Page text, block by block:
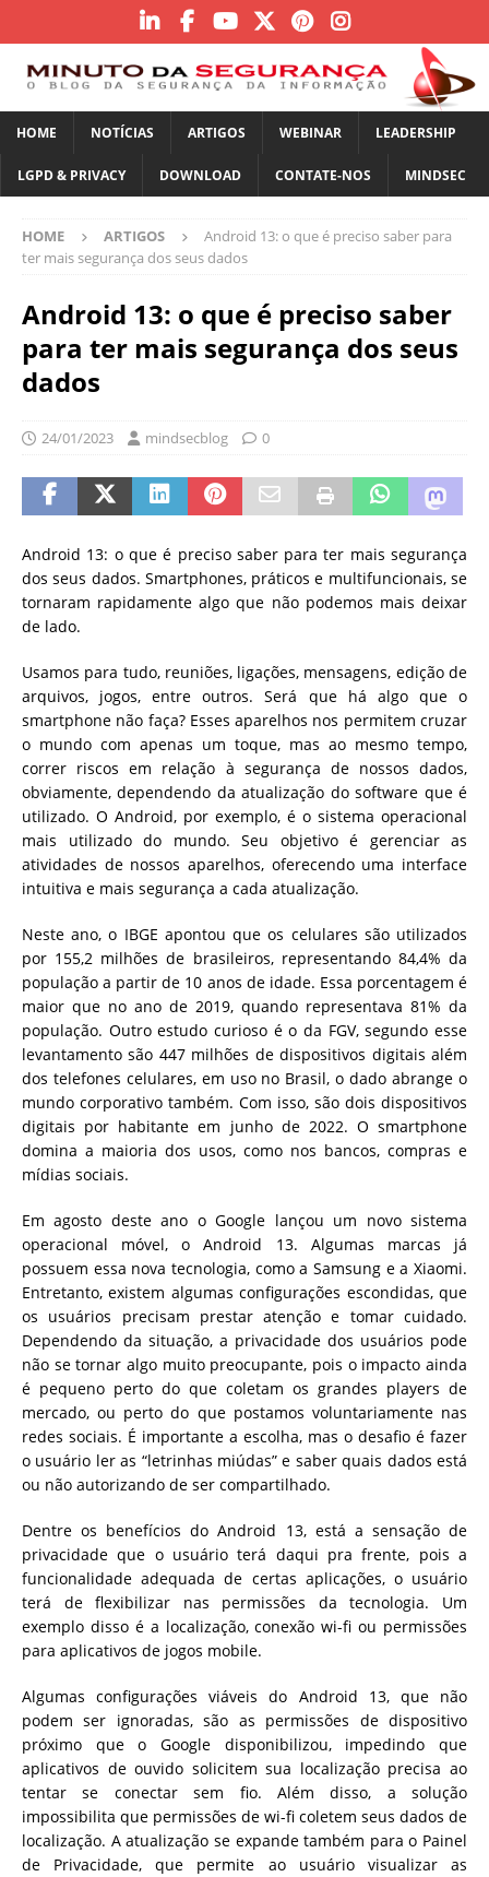
HOME NOTÍCIAS ARTIGOS WEBINAR LEADERSHIP
LGPD & PRIVACY DOWNLOAD CONTATE-NOS MINDSEC
HOME ARTIGOS
Android 13: o que é preciso saber para
ter mais segurança dos seus dados
Android 13: o que é preciso saber
para ter mais segurança dos seus
dados
24/01/2023 mindsecblog 0
Android 13: o que é preciso saber para ter mais segurança
dos seus dados. Smartphones, práticos e multifuncionais, se
tornaram rapidamente algo que não podemos mais deixar
de lado.
Usamos para tudo, reuniões, ligações, mensagens, edição de
arquivos, jogos, entre outros. Será que há algo que o
smartphone não faça? Esses aparelhos nos permitem cruzar
o mundo com apenas um toque, mas ao mesmo tempo,
correr riscos em relação à segurança de nossos dados,
obviamente, dependendo da atualização do software que é
utilizado. O Android, por exemplo, é o sistema operacional
mais utilizado do mundo. Seu objetivo é gerenciar as
atividades de nossos aparelhos, oferecendo uma interface
intuitiva e mais segurança a cada atualização.
Neste ano, o IBGE apontou que os celulares são utilizados
por 155,2 milhões de brasileiros, representando 84,4% da
população a partir de 10 anos de idade. Essa porcentagem é
maior que no ano de 2019, quando representava 81% da
população. Outro estudo curioso é o da FGV, segundo esse
levantamento são 447 milhões de dispositivos digitais além
dos telefones celulares, em uso no Brasil, o dado abrange o
mundo corporativo também. Com isso, são dois dispositivos
digitais por habitante em junho de 2022. O smartphone
domina a maioria dos usos, como nos bancos, compras e
mídias sociais.
Em agosto deste ano o Google lançou um novo sistema
operacional móvel, o Android 13. Algumas marcas já
possuem essa nova tecnologia, como a Samsung e a Xiaomi.
Entretanto, existem algumas configurações escondidas, que
os usuários precisam prestar atenção e tomar cuidado.
Dependendo da situação, a privacidade dos usuários pode
não se tornar algo muito preocupante, pois o impacto ainda
é pequeno perto do que coletam os grandes players de
mercado, ou perto do que postamos voluntariamente nas
redes sociais. É importante a escolha, mas o desafio é fazer
o usuário ler as “letrinhas miúdas” e saber quais dados está
ou não autorizando de ser compartilhado.
Dentre os benefícios do Android 13, está a sensação de
privacidade que o usuário terá daqui pra frente, pois a
funcionalidade adequada de certas aplicações, o usuário
terá de flexibilizar nas permissões da tecnologia. Um
exemplo disso é a localização, conexão wi-fi ou permissões
para aplicativos de jogos mobile.
Algumas configurações viáveis do Android 13, que não
podem ser ignoradas, são as permissões de dispositivo
próximo que o Google disponibilizou, impedindo que
aplicativos de ouvido solicitem sua localização precisa ao
tentar se conectar sem fio. Além disso, a solução
impossibilita que permissões de wi-fi coletem seus dados de
localização. A atualização se expande também para o Painel
de Privacidade, que permite ao usuário visualizar as